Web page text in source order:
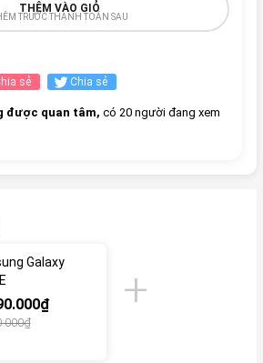
THÊM VÀO GIỎ
TRƯỚC THANH TOÁN SAU
sẻ Chia sẻ
được quan tâm, có 20 người đang xem
Galaxy